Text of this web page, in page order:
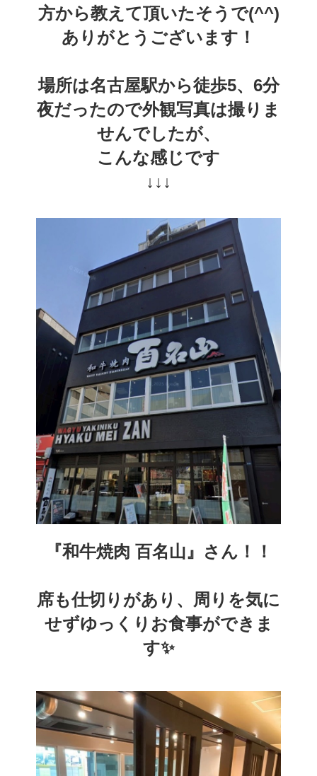
方から教えて頂いたそうで(^^)
ありがとうございます！
場所は名古屋駅から徒歩5、6分
夜だったので外観写真は撮りま
せんでしたが、
こんな感じです
↓↓↓
『和牛焼肉 百名山』さん！！
席も仕切りがあり、周りを気に
せずゆっくりお食事ができま
す✨️